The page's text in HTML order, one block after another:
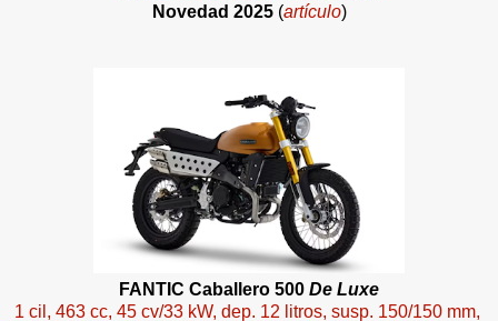
Novedad 2025(artículo)
FANTIC Caballero 500 De Luxe
1 cil, 463 cc, 45 cv/33 kW, dep. 12 litros, susp. 150/150 mm,